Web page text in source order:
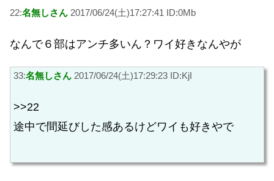
22:名無しさん 2017/06/24(土)17:27:41 ID:0Mb
なんで６部はアンチ多いん？ワイ好きなんやが
33:名無しさん 2017/06/24(土)17:29:23 ID:KjI
>>22
途中で間延びした感あるけどワイも好きやで